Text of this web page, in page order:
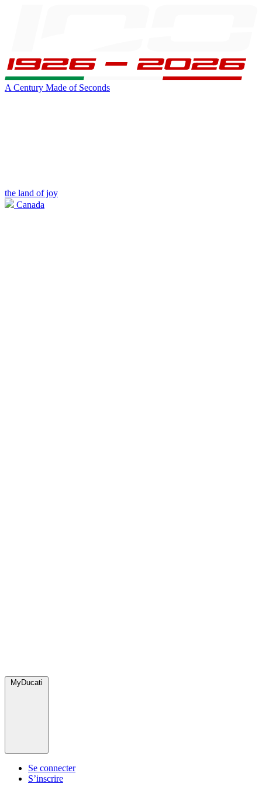
A Century Made of Seconds
the land of joy
Canada
MyDucati
Se connecter
S’inscrire